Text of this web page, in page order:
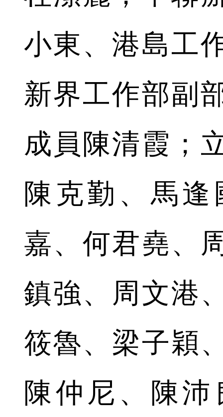
小東、港島工
新界工作部副
成員陳清霞；
陳克勤、馬
嘉、何君堯、
鎮強、周文港
筱魯、梁子穎
陳仲尼、陳